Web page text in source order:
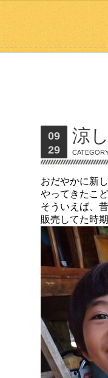
09
29
涼
おだやかに新
やってきたこ
そういえば、
販売してた時